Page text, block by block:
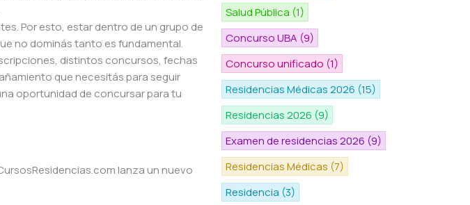
Por esto, estar dentro de un grupo de
no dominás tanto es fundamental.
distintos concursos, fechas
que necesitás para seguir
oportunidad de concursar para tu
lanza un nuevo
Salud Pública (1)
Concurso UBA (9)
Concurso unificado (1)
Residencias Médicas 2026 (15)
Residencias 2026 (9)
Examen de residencias 2026 (9)
Residencias Médicas (7)
Residencia (3)